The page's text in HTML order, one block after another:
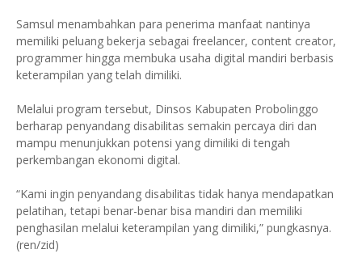
Samsul menambahkan para penerima manfaat nantinya
memiliki peluang bekerja sebagai freelancer, content creator,
programmer hingga membuka usaha digital mandiri berbasis
keterampilan yang telah dimiliki.
Melalui program tersebut, Dinsos Kabupaten Probolinggo
berharap penyandang disabilitas semakin percaya diri dan
mampu menunjukkan potensi yang dimiliki di tengah
perkembangan ekonomi digital.
“Kami ingin penyandang disabilitas tidak hanya mendapatkan
pelatihan, tetapi benar-benar bisa mandiri dan memiliki
penghasilan melalui keterampilan yang dimiliki,” pungkasnya.
(ren/zid)